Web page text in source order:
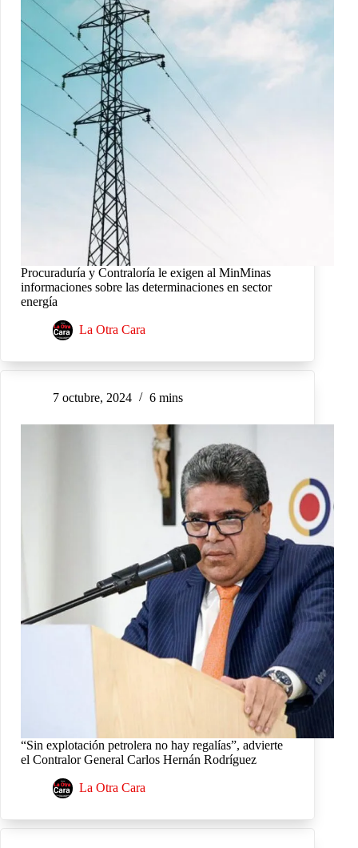
Procuraduría y Contraloría le exigen al MinMinas
informaciones sobre las determinaciones en sector
energía
La Otra Cara
7 octubre, 2024 6 mins
“Sin explotación petrolera no hay regalías”, advierte
el Contralor General Carlos Hernán Rodríguez
La Otra Cara